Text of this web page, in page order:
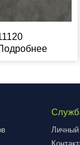
Личный